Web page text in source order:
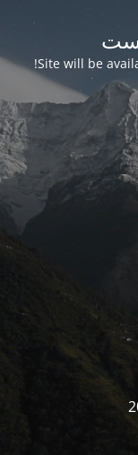
Site will be